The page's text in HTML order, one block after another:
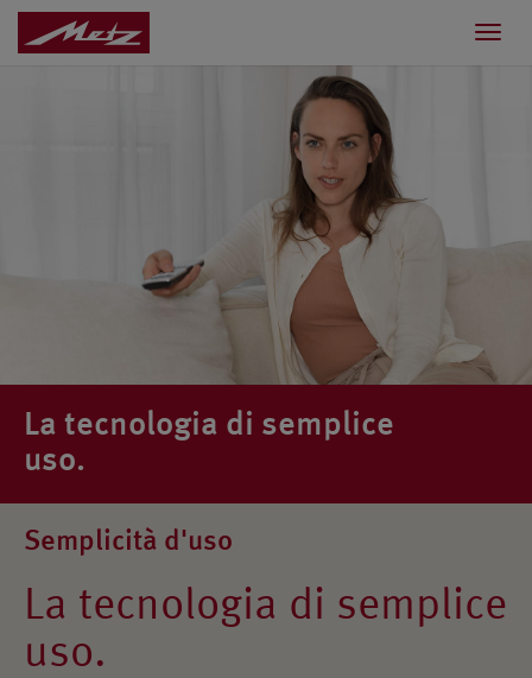
La tecnologia di semplice
uso.
Semplicità d'uso
La tecnologia di semplice
uso.